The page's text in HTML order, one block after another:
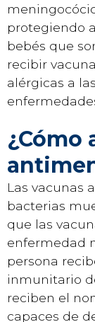
protegiendo
bebés que
recibir
alérgicas a
¿Cómo
Las vacunas
bacterias
que las
enfermedad
persona
inmunitario
reciben el
capaces de